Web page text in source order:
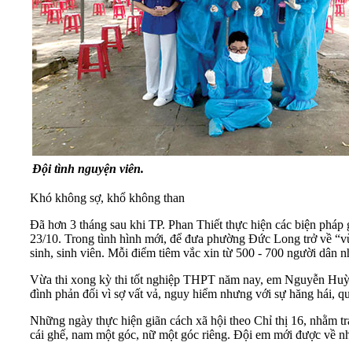
Đội tình nguyện viên.
Khó không sợ, khổ không than
Đã hơn 3 tháng sau khi TP. Phan Thiết thực hiện các biện
23/10. Trong tình hình mới, để đưa phường Đức Long trở về
sinh, sinh viên. Mỗi điểm tiêm vắc xin từ 500 - 700 người dân
Vừa thi xong kỳ thi tốt nghiệp THPT năm nay, em Nguyễn
đình phản đối vì sợ vất vả, nguy hiểm nhưng với sự hăng hái,
Những ngày thực hiện giãn cách xã hội theo Chỉ thị 16, nhằm
cái ghế, nam một góc, nữ một góc riêng. Đội em mới được về